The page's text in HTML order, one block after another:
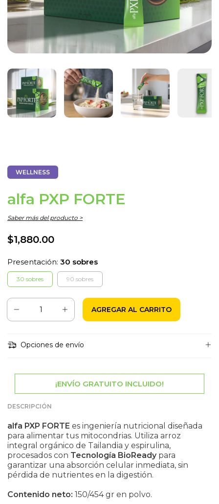
WELLNESS
alfa PXP FORTE
Saber más del producto >
$1,880.00
Presentación: 30 sobres
30 sobres 90 sobres
Opciones de envío
¡ENVÍO GRATUITO INCLUIDO!
DESCRIPCIÓN
alfa PXP FORTE es ingeniería nutricional diseñada
para alimentar tus mitocondrias. Utiliza arroz
integral orgánico de Tailandia y espirulina,
procesados con Tecnología BioReady para
garantizar una absorción celular inmediata, sin
pérdida de nutrientes en la digestión.
Contenido neto: 150/454 gr en polvo.